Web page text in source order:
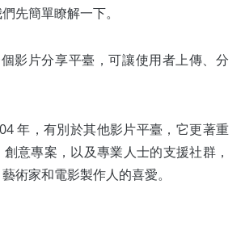
先簡單瞭解一下。
影片分享平臺，可讓使用者上傳、分
年，有別於其他影片平臺，它更著重
意專案，以及專業人士的支援社群，
術家和電影製作人的喜愛。